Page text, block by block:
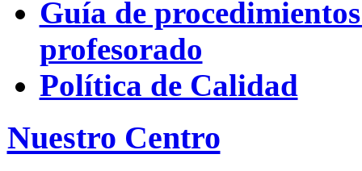
Guía de
profesorado
Política de Calidad
Nuestro Centro